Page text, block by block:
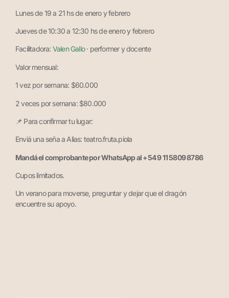
Lunes de 19 a 21 hs de enero y febrero
Jueves de 10:30 a 12:30 hs de enero y febrero
Facilitadora: Valen Gallo· performer y docente
Valor mensual:
1 vez por semana: $60.000
2 veces por semana: $80.000
📌 Para confirmar tu lugar:
Enviá una seña a Alias: teatro.fruta.piola
Mandá el comprobante por WhatsApp al +54 9 11 5809 8786
Cupos limitados.
Un verano para moverse, preguntar y dejar que el dragón
encuentre su apoyo.